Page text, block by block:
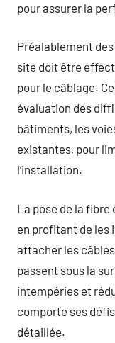
pour assurer la
Préalablement
site doit être
pour le câblage.
évaluation des
bâtiments, les
existantes, pour
l’installation.
La pose de la
en profitant de
attacher les
passent sous la
intempéries et
comporte ses
détaillée.